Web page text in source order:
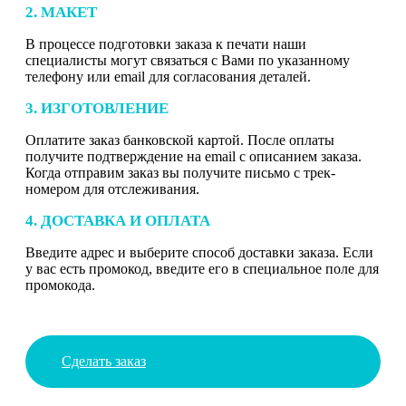
2. МАКЕТ
В процессе подготовки заказа к печати наши
специалисты могут связаться с Вами по указанному
телефону или email для согласования деталей.
3. ИЗГОТОВЛЕНИЕ
Оплатите заказ банковской картой. После оплаты
получите подтверждение на email с описанием заказа.
Когда отправим заказ вы получите письмо с трек-
номером для отслеживания.
4. ДОСТАВКА И ОПЛАТА
Введите адрес и выберите способ доставки заказа. Если
у вас есть промокод, введите его в специальное поле для
промокода.
Сделать заказ